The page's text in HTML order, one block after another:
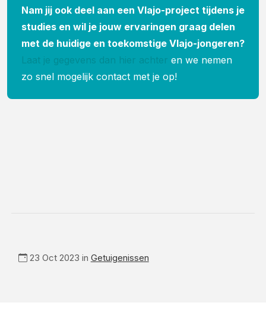
Nam jij ook deel aan een Vlajo-project tijdens je
studies en wil je jouw ervaringen graag delen
met de huidige en toekomstige Vlajo-jongeren?
Laat je gegevens dan hier achter en we nemen
zo snel mogelijk contact met je op!
23 Oct 2023 in Getuigenissen